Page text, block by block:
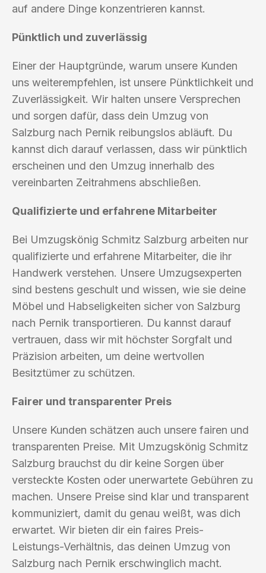
auf andere Dinge konzentrieren kannst.
Pünktlich und zuverlässig
Einer der Hauptgründe, warum unsere Kunden
uns weiterempfehlen, ist unsere Pünktlichkeit und
Zuverlässigkeit. Wir halten unsere Versprechen
und sorgen dafür, dass dein Umzug von
Salzburg nach Pernik reibungslos abläuft. Du
kannst dich darauf verlassen, dass wir pünktlich
erscheinen und den Umzug innerhalb des
vereinbarten Zeitrahmens abschließen.
Qualifizierte und erfahrene Mitarbeiter
Bei Umzugskönig Schmitz Salzburg arbeiten nur
qualifizierte und erfahrene Mitarbeiter, die ihr
Handwerk verstehen. Unsere Umzugsexperten
sind bestens geschult und wissen, wie sie deine
Möbel und Habseligkeiten sicher von Salzburg
nach Pernik transportieren. Du kannst darauf
vertrauen, dass wir mit höchster Sorgfalt und
Präzision arbeiten, um deine wertvollen
Besitztümer zu schützen.
Fairer und transparenter Preis
Unsere Kunden schätzen auch unsere fairen und
transparenten Preise. Mit Umzugskönig Schmitz
Salzburg brauchst du dir keine Sorgen über
versteckte Kosten oder unerwartete Gebühren zu
machen. Unsere Preise sind klar und transparent
kommuniziert, damit du genau weißt, was dich
erwartet. Wir bieten dir ein faires Preis-
Leistungs-Verhältnis, das deinen Umzug von
Salzburg nach Pernik erschwinglich macht.